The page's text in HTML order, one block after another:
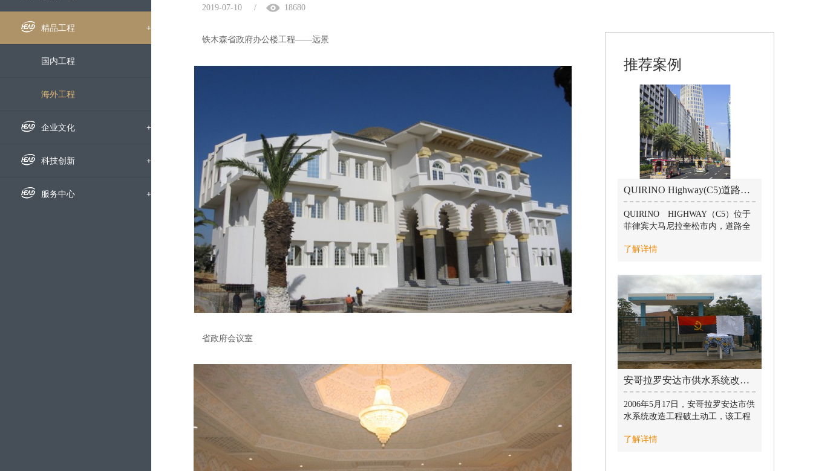
组织机构
下属公司
发展历程
荣誉资质
企业宣传片
企业新闻
通知公告
招标信息
媒体聚焦
精品工程 +
国内工程
海外工程
企业文化 +
企业文化
员工风采
科技创新 +
科研动态
服务中心 +
2019-07-10 / 18680
铁木森省政府办公楼工程——远景
省政府会议室
推荐案例
QUIRINO Highway(C5)道路工程 / 2019-07-10
QUIRINO HIGHWAY（C5）位于
菲律宾大马尼拉奎松市内，道路全
气，项目部克服了交通拥堵、台风
影响，加班加点、迎难而上，最终
按期完成了全部施工任务，赢得了
业主的充分肯定，为公司争得了荣
誉。
了解详情
安哥拉罗安达市供水系统改造工程 / 2019-07-10
2006年5月17日，安哥拉罗安达市供
水系统改造工程破土动工，该工程
站、管线及沿线管井。该项目工期
了解详情